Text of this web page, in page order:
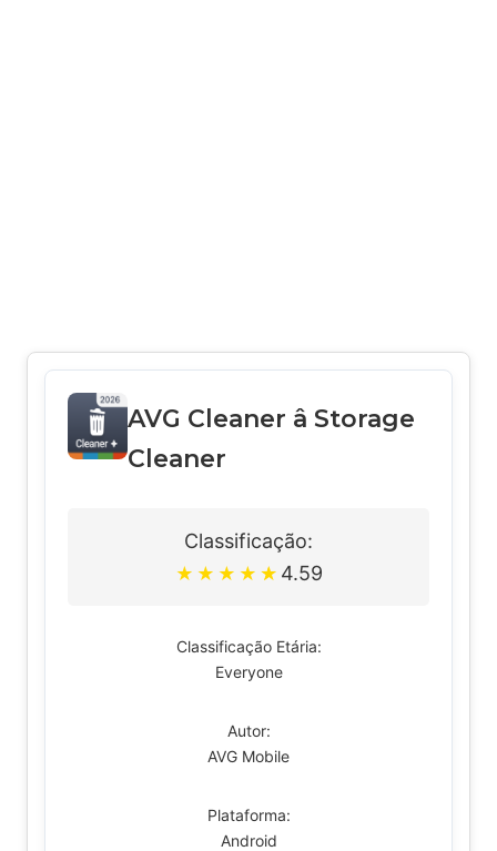
AVG Cleaner â Storage
Cleaner
Classificação:
★ ★ ★ ★ ★ 4.59
Classificação Etária:
Everyone
Autor:
AVG Mobile
Plataforma:
Android